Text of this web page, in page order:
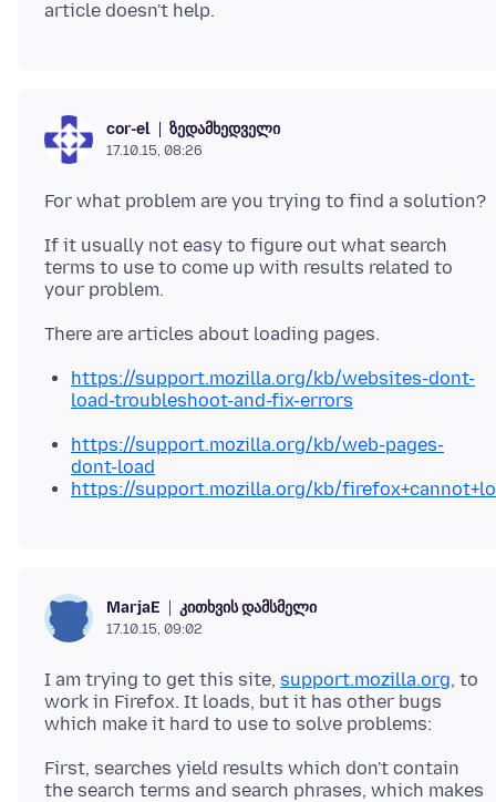
cor-el ზედამხედველი
17.10.15, 08:26
If it usually not easy to figure out what search
terms to use to come up with results related to
https://support.mozilla.org/kb/websites-dont-
load-troubleshoot-and-fix-errors
https://support.mozilla.org/kb/web-pages-
dont-load
https://support.mozilla.org/kb/
MarjaE კითხვის დამსმელი
17.10.15, 09:02
I am trying to get this site, support.mozilla.org, to
work in Firefox. It loads, but it has other bugs
First, searches yield results which don't contain
the search terms and search phrases, which makes